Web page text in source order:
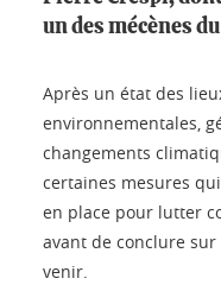
un des mécènes du
Après un état des
environnementales,
changements
certaines mesures
en place pour lutter
avant de conclure
venir.